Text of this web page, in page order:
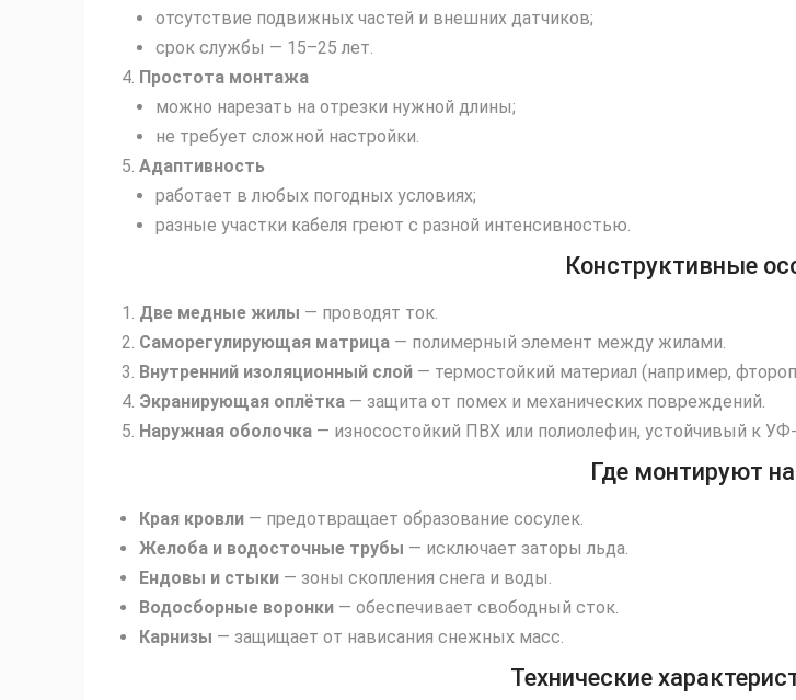
отсутствие подвижных частей и внешних датчиков;
срок службы — 15–25 лет.
Простота монтажа
можно нарезать на отрезки нужной длины;
не требует сложной настройки.
Адаптивность
работает в любых погодных условиях;
разные участки кабеля греют с разной интенсивностью.
Конструктивные
Две медные жилы — проводят ток.
Саморегулирующая матрица — полимерный элемент между жилами.
Внутренний изоляционный слой — термостойкий материал (например,
Экранирующая оплётка — защита от помех и механических повреждений.
Наружная оболочка — износостойкий ПВХ или полиолефин, устойчивый к
Где монтируют
Края кровли — предотвращает образование сосулек.
Желоба и водосточные трубы — исключает заторы льда.
Ендовы и стыки — зоны скопления снега и воды.
Водосборные воронки — обеспечивает свободный сток.
Карнизы — защищает от нависания снежных масс.
Технические